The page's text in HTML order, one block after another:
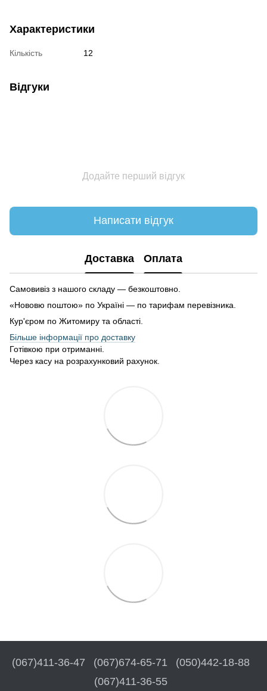
Характеристики
Кількість 12
Відгуки
Додайте перший відгук
Написати відгук
Доставка Оплата
Самовивіз з нашого складу — безкоштовно.
«Нововю поштою» по Україні — по тарифам перевізника.
Кур'єром по Житомиру та області.
Більше інформації про доставку
Готівкою при отриманні.
Через касу на розрахунковий рахунок.
(067)411-36-47 (067)674-65-71
(050)442-18-88
(067)411-36-55